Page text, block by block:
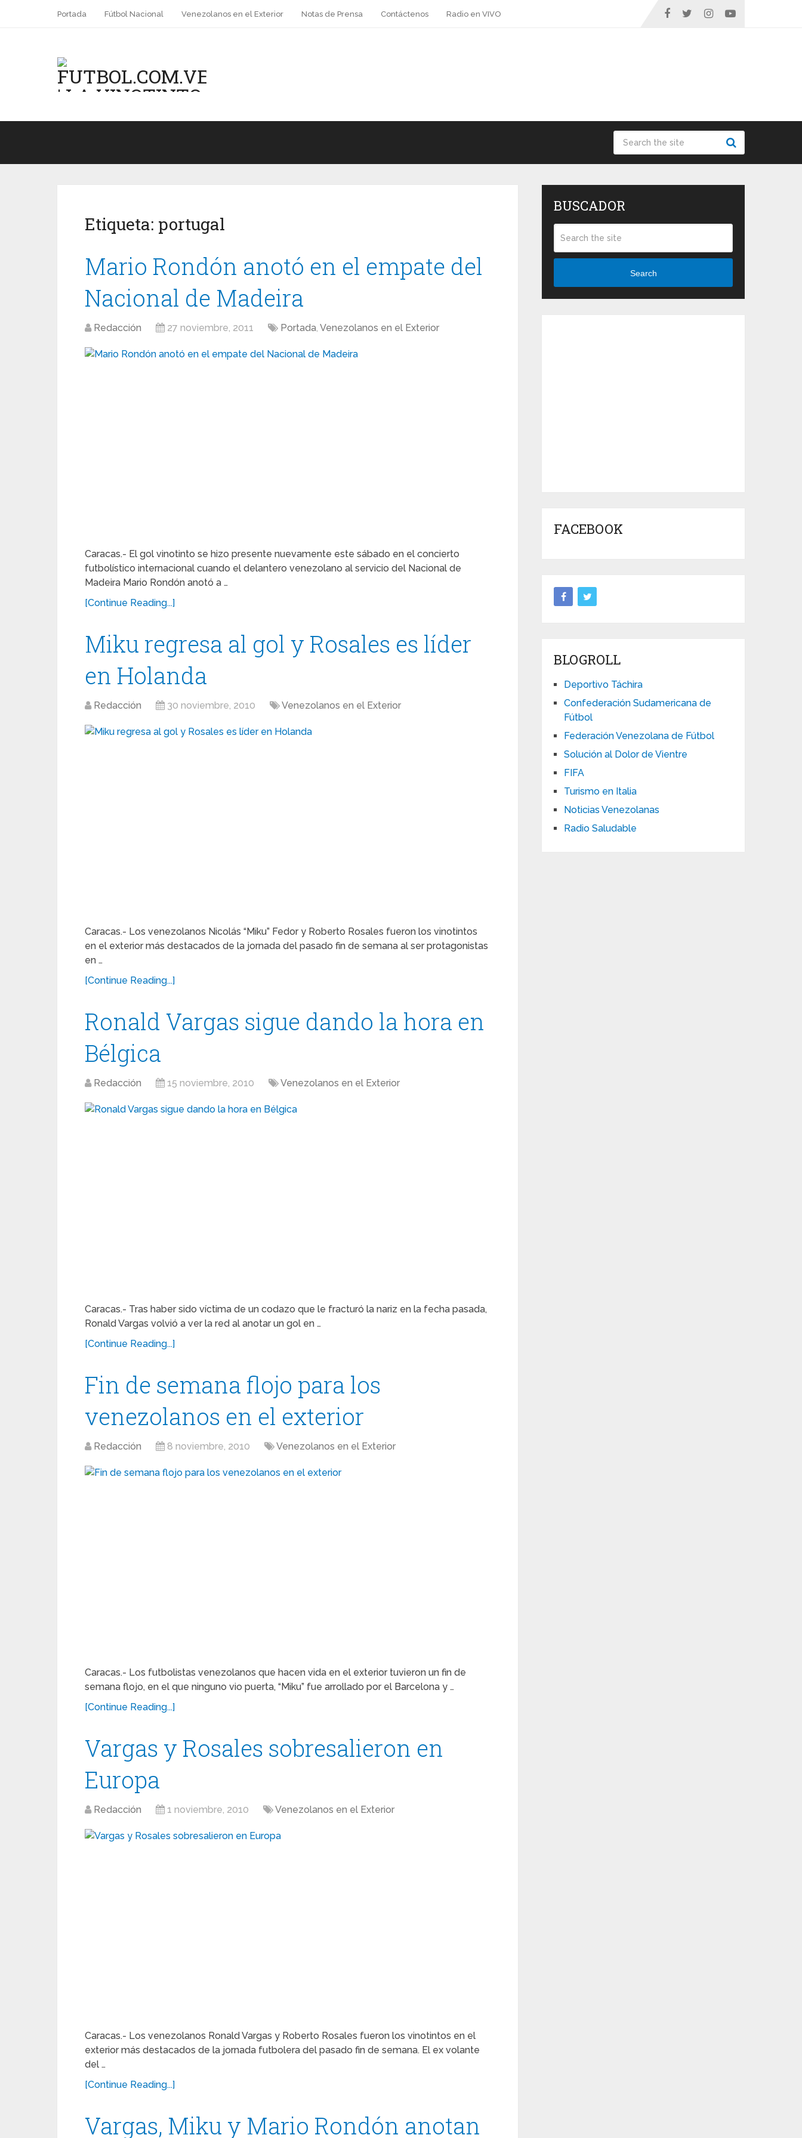
Portada Fútbol Nacional Venezolanos en el Exterior Notas de Prensa Contáctenos Radio en VIVO
Etiqueta: portugal
Mario Rondón anotó en el empate del
Nacional de Madeira
Redacción 27 noviembre, 2011 Portada, Venezolanos en el Exterior
Caracas.- El gol vinotinto se hizo presente nuevamente este sábado en el concierto
futbolístico internacional cuando el delantero venezolano al servicio del Nacional de
Madeira Mario Rondón anotó a …
[Continue Reading...]
Miku regresa al gol y Rosales es líder
en Holanda
Redacción 30 noviembre, 2010 Venezolanos en el Exterior
Caracas.- Los venezolanos Nicolás “Miku” Fedor y Roberto Rosales fueron los vinotintos
en el exterior más destacados de la jornada del pasado fin de semana al ser protagonistas
en …
[Continue Reading...]
Ronald Vargas sigue dando la hora en
Bélgica
Redacción 15 noviembre, 2010 Venezolanos en el Exterior
Caracas.- Tras haber sido víctima de un codazo que le fracturó la nariz en la fecha pasada,
Ronald Vargas volvió a ver la red al anotar un gol en …
[Continue Reading...]
Fin de semana flojo para los
venezolanos en el exterior
Redacción 8 noviembre, 2010 Venezolanos en el Exterior
Caracas.- Los futbolistas venezolanos que hacen vida en el exterior tuvieron un fin de
semana flojo, en el que ninguno vio puerta, “Miku” fue arrollado por el Barcelona y …
[Continue Reading...]
Vargas y Rosales sobresalieron en
Europa
Redacción 1 noviembre, 2010 Venezolanos en el Exterior
Caracas.- Los venezolanos Ronald Vargas y Roberto Rosales fueron los vinotintos en el
exterior más destacados de la jornada futbolera del pasado fin de semana. El ex volante
del …
[Continue Reading...]
Vargas, Miku y Mario Rondón anotan
BUSCADOR
Search
FACEBOOK
BLOGROLL
Deportivo Táchira
Confederación Sudamericana de
Fútbol
Federación Venezolana de Fútbol
Solución al Dolor de Vientre
FIFA
Turismo en Italia
Noticias Venezolanas
Radio Saludable